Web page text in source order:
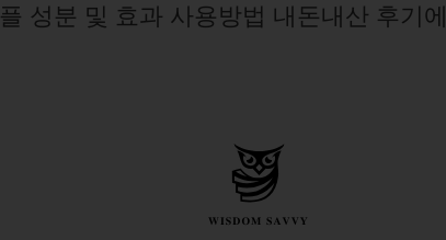
성분 및 효과 사용방법 내돈내산 후기에